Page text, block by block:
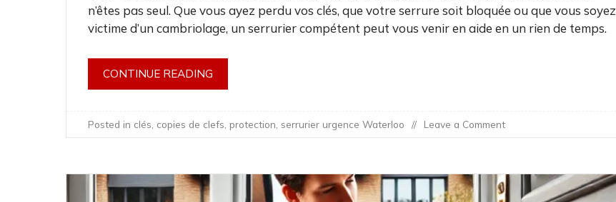
n’êtes pas seul. Que vous ayez perdu vos clés, que votre serrure soit bloquée ou que vous soyez
victime d’un cambriolage, un serrurier compétent peut vous venir en aide en un rien de temps.
CONTINUE READING
Posted in clés copies de clefs protection serrurier urgence Waterloo Leave a Commenton
Serrurier
–
Votre